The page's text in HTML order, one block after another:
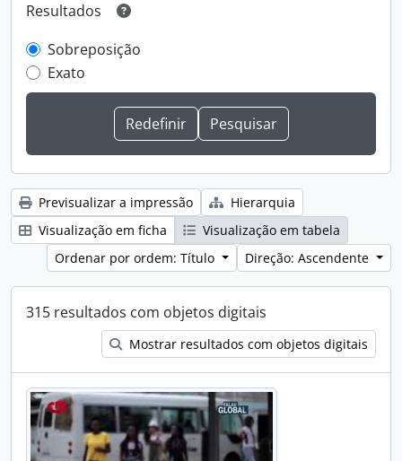
Resultados
Sobreposição
Exato
Previsualizar a impressão
Hierarquia
Visualização em ficha
Visualização em tabela
Ordenar por ordem: Título
Direção: Ascendente
315 resultados com objetos digitais
Mostrar resultados com objetos digitais